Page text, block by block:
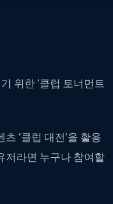
위한 ‘클럽 토너먼트
‘클럽 대전’을 활용
저라면 누구나 참여할